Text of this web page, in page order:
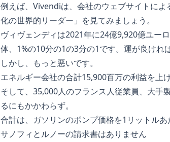
例えば、Vivendiは、会社のウェブサイトに
化の世界的リーダー」を見てみましょう。
ヴィヴェンディは2021年に24億9,920億ユー
体、1%の10分の1の3分の1です。運が良けれ
しかし、もっと悪いです。
エネルギー会社の合計15,900百万の利益を上
そして、35,000人のフランス人従業員、大手
るにもかかわらず。
合計は、ガソリンのポンプ価格を1リットルあ
サノフィとルノーの請求書はありません